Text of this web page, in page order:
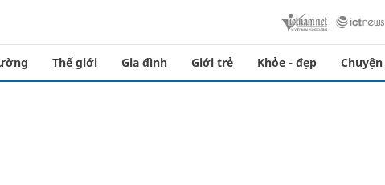
Thế giới Gia đình Giới trẻ Khỏe - đẹp